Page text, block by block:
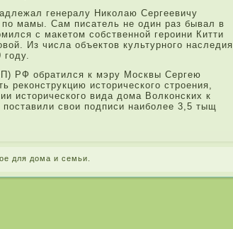
генералу Николаю Сергеевичу
по мамы. Сам пи­сатель не один раз бывал в
с макетом собственной героини Китти
Из числа объектов культурного насле­дия
РФ обратился к мэру Москвы Сергею
реконструкцию истори­ческого строения,
истори­ческого вида­ дома Волконских к
свои подпи­си наиболе­е 3,5 тыщ
для дома и семьи.